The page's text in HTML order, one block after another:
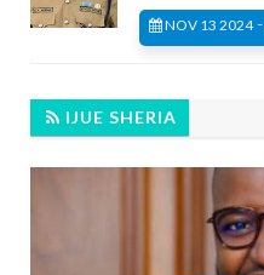
NOV 13 2024-
IJUE SHERIA